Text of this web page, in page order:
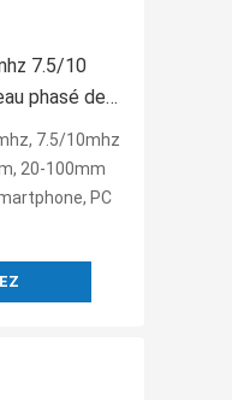
7.5/10
phasé de
7.5/10mhz
20-100mm
PC